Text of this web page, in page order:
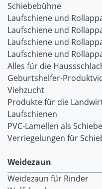
Schiebebühne
Laufschiene und
Laufschiene und
Laufschiene und
Laufschiene und
Alles für die
Geburtshelfer-
Viehzucht
Produkte für die
Laufschienen
PVC-Lamellen als
Verriegelungen für
Weidezaun
Weidezaun für Rinder